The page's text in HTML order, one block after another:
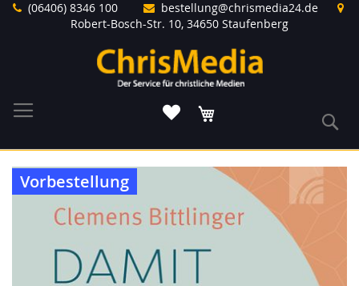
Direkt(06406) 8346 100
bestellung@chrismedia24.de
Robert-Bosch-Str. 10, 34650 Staufenberg
Vorbestellung
Zum
Ende
Bildergalerie